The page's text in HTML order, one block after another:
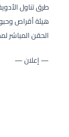
طرق تناول
هيئة أقراص
الحقن المباشر
— إعلان —